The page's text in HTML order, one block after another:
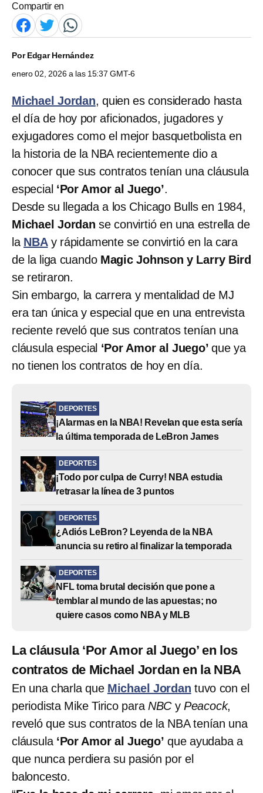
Compartir en
PorEdgar Hernández
enero 02, 2026 a las 15:37 GMT-6
Michael Jordan, quien es considerado hasta
el día de hoy por aficionados, jugadores y
exjugadores como el mejor basquetbolista en
la historia de la NBA recientemente dio a
conocer que sus contratos tenían una cláusula
especial ‘Por Amor al Juego’.
Desde su llegada a los Chicago Bulls en 1984,
Michael Jordan se convirtió en una estrella de
la NBAy rápidamente se convirtió en la cara
de la liga cuando Magic Johnson y Larry Bird
se retiraron.
Sin embargo, la carrera y mentalidad de MJ
era tan única y especial que en una entrevista
reciente reveló que sus contratos tenían una
cláusula especial ‘Por Amor al Juego’que ya
no tienen los contratos de hoy en día.
DEPORTES
¡Alarmas en la NBA! Revelan que esta sería
la última temporada de LeBron James
DEPORTES
¡Todo por culpa de Curry! NBA estudia
retrasar la línea de 3 puntos
DEPORTES
¿Adiós LeBron? Leyenda de la NBA
anuncia su retiro al finalizar la temporada
DEPORTES
NFL toma brutal decisión que pone a
temblar al mundo de las apuestas; no
quiere casos como NBA y MLB
La cláusula ‘Por Amor al Juego’ en los
contratos de Michael Jordan en la NBA
En una charla que Michael Jordan tuvo con el
periodista Mike Tirico para NBCy Peacock,
reveló que sus contratos de la NBA tenían una
cláusula ‘Por Amor al Juego’ que ayudaba a
que nunca perdiera su pasión por el
baloncesto.